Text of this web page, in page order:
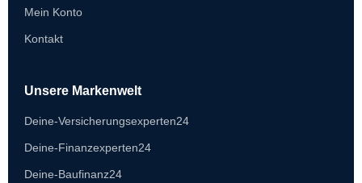
Mein Konto
Kontakt
Unsere Markenwelt
Deine-Versicherungsexperten24
Deine-Finanzexperten24
Deine-Baufinanz24